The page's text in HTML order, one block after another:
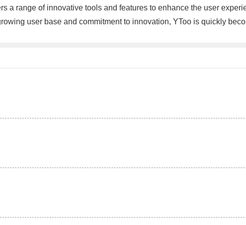
a range of innovative tools and features to enhance the user
user base and commitment to innovation, YToo is quickly